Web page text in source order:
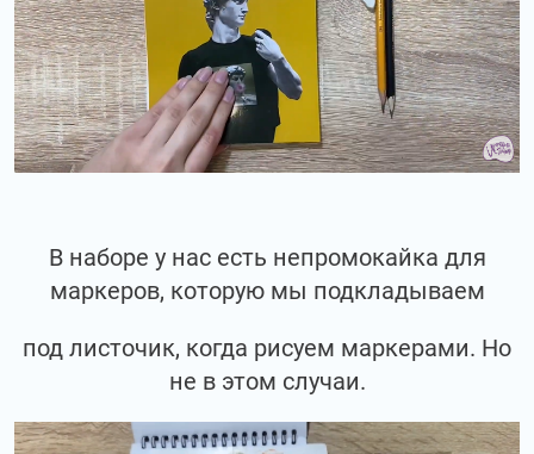
В наборе у нас есть непромокайка для
маркеров, которую мы подкладываем
под листочик, когда рисуем маркерами. Но
не в этом случаи.